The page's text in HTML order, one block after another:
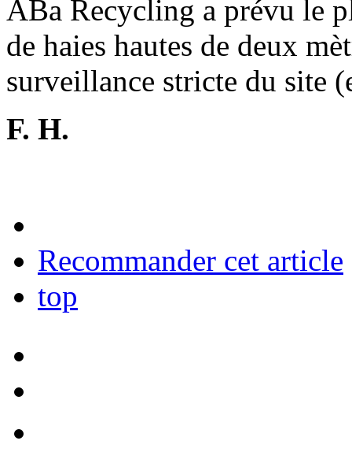
ABa Recycling a prévu le
de haies hautes de deux
surveillance stricte du site
F. H.
Recommander cet article
top